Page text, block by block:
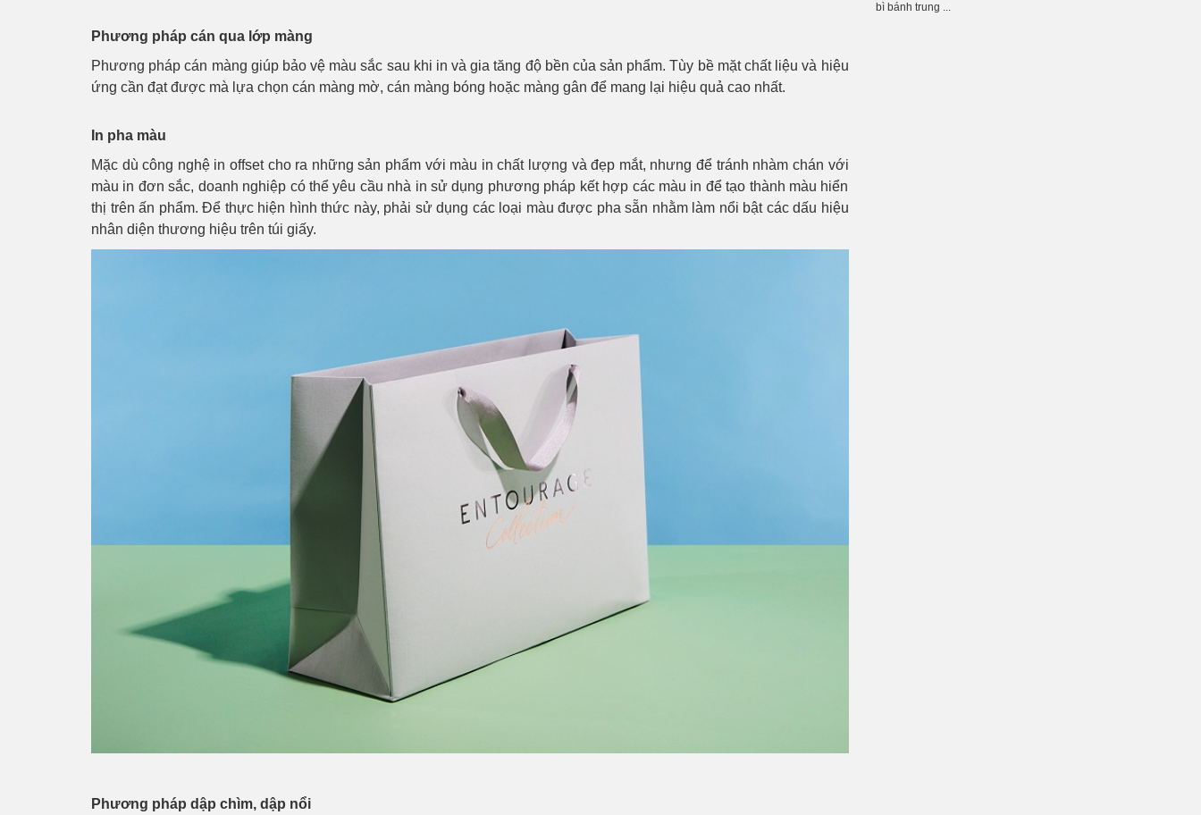
Phương pháp cán qua lớp màng
Phương pháp cán màng giúp bảo vệ màu sắc sau khi in và gia tăng độ bền của sản phẩm. Tùy bề mặt chất liệu và hiệu
ứng cần đạt được mà lựa chọn cán màng mờ, cán màng bóng hoặc màng gân để mang lại hiệu quả cao nhất.
In pha màu
Mặc dù công nghệ in offset cho ra những sản phẩm với màu in chất lượng và đẹp mắt, nhưng để tránh nhàm chán với
màu in đơn sắc, doanh nghiệp có thể yêu cầu nhà in sử dụng phương pháp kết hợp các màu in để tạo thành màu hiển
thị trên ấn phẩm. Để thực hiện hình thức này, phải sử dụng các loại màu được pha sẵn nhằm làm nổi bật các dấu hiệu
nhân diện thương hiệu trên túi giấy.
Phương pháp dập chìm, dập nổi
bì bánh trung ...